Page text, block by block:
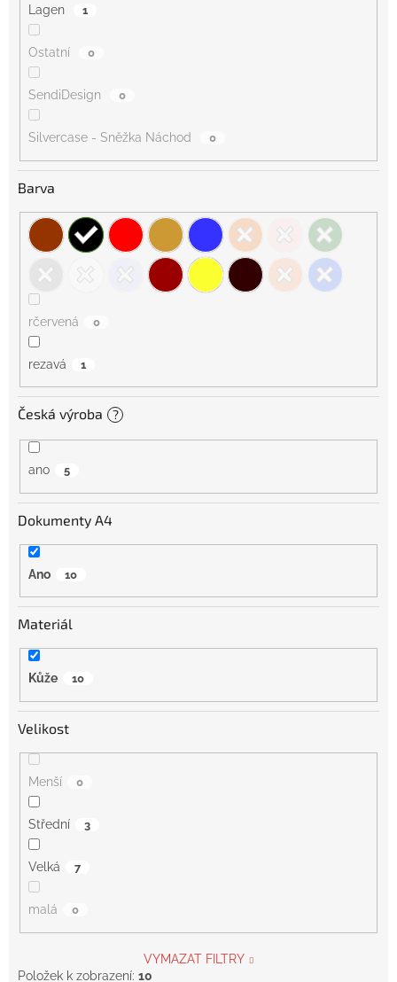
Lagen 1
Ostatní 0
SendiDesign 0
Silvercase - Sněžka Náchod 0
Barva
rčervená 0
rezavá 1
Česká výroba ?
ano 5
Dokumenty A4
Ano 10
Materiál
Kůže 10
Velikost
Menší 0
Střední 3
Velká 7
malá 0
VYMAZAT FILTRY
Položek k zobrazení: 10